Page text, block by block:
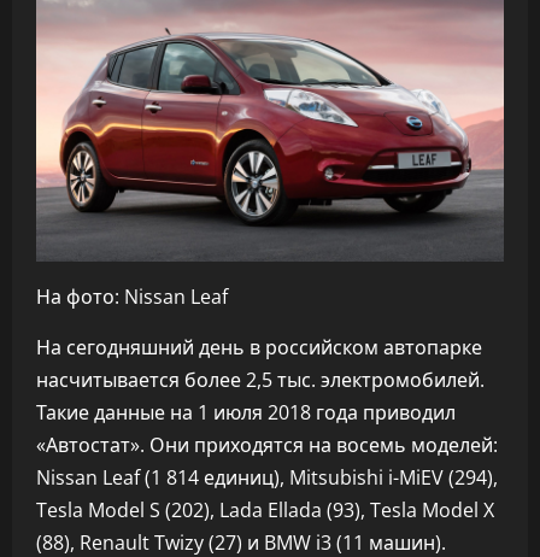
На фото: Nissan Leaf
На сегодняшний день в российском автопарке
насчитывается более 2,5 тыс. электромобилей.
Такие данные на 1 июля 2018 года приводил
«Автостат». Они приходятся на восемь моделей:
Nissan Leaf (1 814 единиц), Mitsubishi i-MiEV (294),
Tesla Model S (202), Lada Ellada (93), Tesla Model X
(88), Renault Twizy (27) и BMW i3 (11 машин).